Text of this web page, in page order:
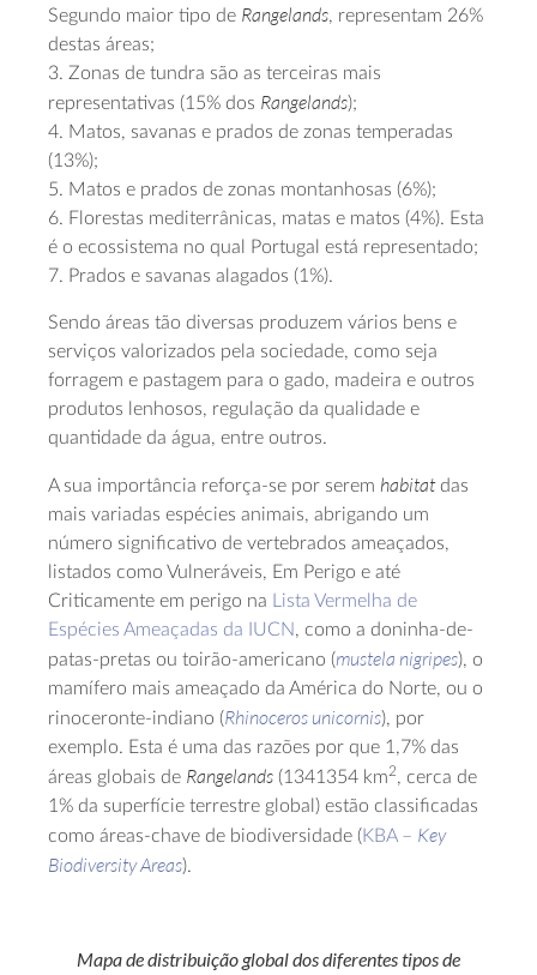
Segundo maior tipo de Rangelands, representam 26%
destas áreas;
3. Zonas de tundra são as terceiras mais
representativas (15% dos Rangelands);
4. Matos, savanas e prados de zonas temperadas
(13%);
5. Matos e prados de zonas montanhosas (6%);
6. Florestas mediterrânicas, matas e matos (4%). Esta
é o ecossistema no qual Portugal está representado;
7. Prados e savanas alagados (1%).
Sendo áreas tão diversas produzem vários bens e
serviços valorizados pela sociedade, como seja
forragem e pastagem para o gado, madeira e outros
produtos lenhosos, regulação da qualidade e
quantidade da água, entre outros.
A sua importância reforça-se por serem habitatdas
mais variadas espécies animais, abrigando um
número significativo de vertebrados ameaçados,
listados como Vulneráveis, Em Perigo e até
Criticamente em perigo na
Lista Vermelha de
Espécies Ameaçadas da IUCN, como a doninha-de-
patas-pretas ou toirão-americano (mustela nigripes), o
mamífero mais ameaçado da América do Norte, ou o
rinoceronte-indiano (Rhinoceros unicornis), por
exemplo. Esta é uma das razões por que 1,7% das
áreas globais de Rangelands (1341354 km2, cerca de
1% da superfície terrestre global) estão classificadas
como áreas-chave de biodiversidade (KBA – Key
Biodiversity Areas).
Mapa de distribuição global dos diferentes tipos de